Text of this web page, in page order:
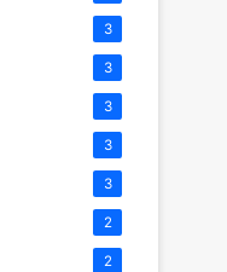
3
3
3
3
3
2
2